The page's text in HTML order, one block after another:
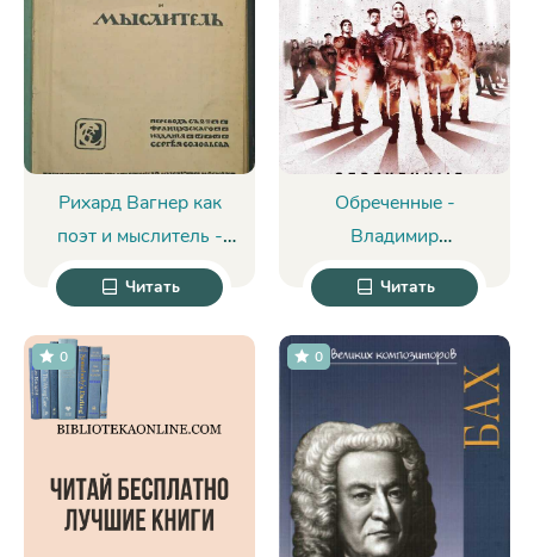
Рихард Вагнер как
поэт и мыслитель -
Анри Лихтенбергер
Читать
Обреченные -
Владимир
Александрович
Еркович
Читать
0 0